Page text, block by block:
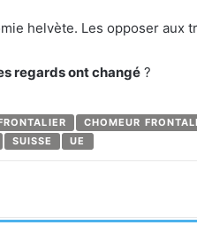
helvète. Les opposer aux
regards ont changé ?
CHOMEUR
SUISSE UE